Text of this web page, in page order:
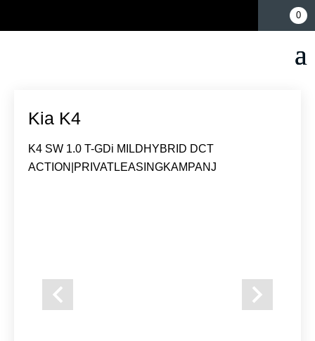
0
Kia K4
K4 SW 1.0 T-GDi MILDHYBRID DCT
ACTION|PRIVATLEASINGKAMPANJ
Previous Next